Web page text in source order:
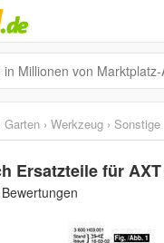
Garten › Werkzeug › Sonstige
Ersatzteile für
Bewertungen